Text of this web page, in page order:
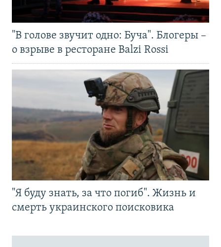
"В голове звучит одно: Буча". Блогеры –
о взрыве в ресторане Balzi Rossi
"Я буду знать, за что погиб". Жизнь и
смерть украинского поисковика